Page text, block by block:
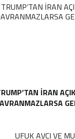
İRAN